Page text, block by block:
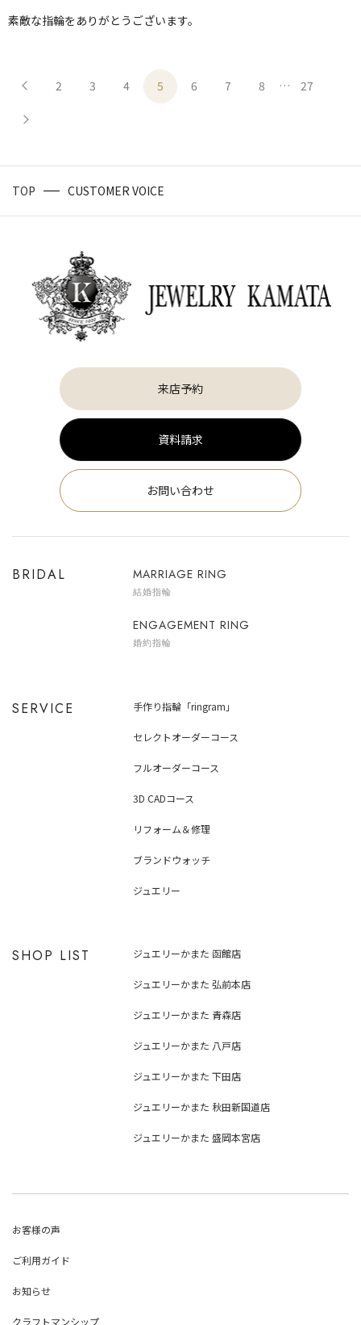
素敵な指輪をありがとうございます。
2 3 4 5 6 7 8 … 27
TOP CUSTOMER VOICE
来店予約
資料請求
お問い合わせ
BRIDAL MARRIAGE RING
結婚指輪
ENGAGEMENT RING
婚約指輪
SERVICE 手作り指輪「ringram」
セレクトオーダーコース
フルオーダーコース
3D CADコース
リフォーム＆修理
ブランドウォッチ
ジュエリー
SHOP LIST ジュエリーかまた 函館店
ジュエリーかまた 弘前本店
ジュエリーかまた 青森店
ジュエリーかまた 八戸店
ジュエリーかまた 下田店
ジュエリーかまた 秋田新国道店
ジュエリーかまた 盛岡本宮店
お客様の声
ご利用ガイド
お知らせ
クラフトマンシップ